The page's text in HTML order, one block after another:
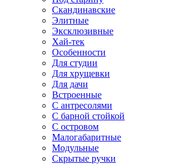
Скандинавские
Элитные
Эксклюзивные
Хай-тек
Особенности
Для студии
Для хрущевки
Для дачи
Встроенные
С антресолями
С барной стойкой
С островом
Малогабаритные
Модульные
Скрытые ручки